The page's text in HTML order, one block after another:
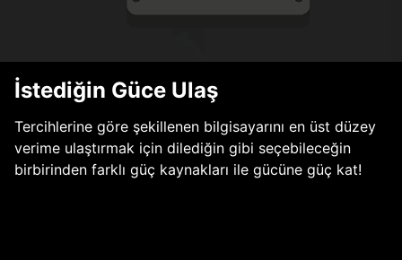
İstediğin Güce Ulaş
Tercihlerine göre şekillenen bilgisayarını en üst düzey
verime ulaştırmak için dilediğin gibi seçebileceğin
birbirinden farklı güç kaynakları ile gücüne güç kat!